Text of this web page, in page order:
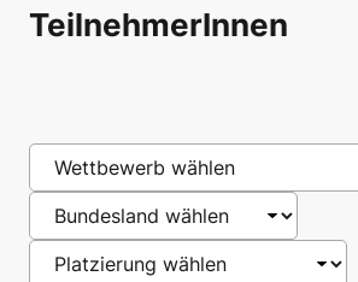
TeilnehmerInnen